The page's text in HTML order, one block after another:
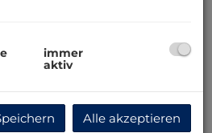
immer
aktiv
Alle akzeptieren